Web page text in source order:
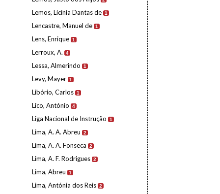
Lemos, Licínia Dantas de 1
Lencastre, Manuel de 1
Lens, Enrique 1
Lerroux, A. 4
Lessa, Almerindo 1
Levy, Mayer 1
Libório, Carlos 1
Lico, António 4
Liga Nacional de Instrução 1
Lima, A. A. Abreu 2
Lima, A. A. Fonseca 2
Lima, A. F. Rodrigues 2
Lima, Abreu 1
Lima, Antónia dos Reis 2